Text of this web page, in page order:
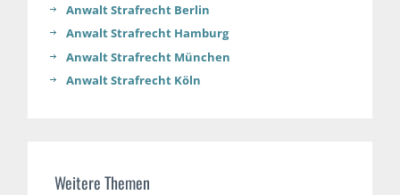
Anwalt Strafrecht Berlin
Anwalt Strafrecht Hamburg
Anwalt Strafrecht München
Anwalt Strafrecht Köln
Weitere Themen